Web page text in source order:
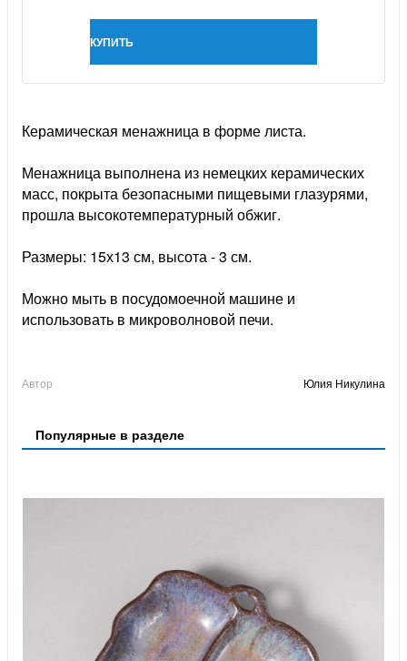
КУПИТЬ
Керамическая менажница в форме листа.
Менажница выполнена из немецких керамических
масс, покрыта безопасными пищевыми глазурями,
прошла высокотемпературный обжиг.
Размеры: 15х13 см, высота - 3 см.
Можно мыть в посудомоечной машине и
использовать в микроволновой печи.
Автор Юлия Никулина
Популярные в разделе